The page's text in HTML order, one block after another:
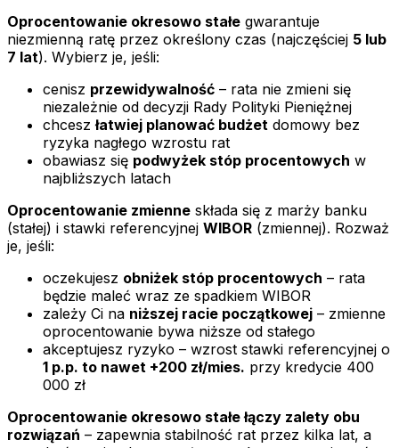
Oprocentowanie okresowo stałe gwarantuje
niezmienną ratę przez określony czas (najczęściej 5 lub
7 lat). Wybierz je, jeśli:
cenisz przewidywalność – rata nie zmieni się
niezależnie od decyzji Rady Polityki Pieniężnej
chceszłatwiej planować budżet domowy bez
ryzyka nagłego wzrostu rat
obawiasz się podwyżek stóp procentowych w
najbliższych latach
Oprocentowanie zmienne składa się z marży banku
(stałej) i stawki referencyjnej WIBOR (zmiennej). Rozważ
je, jeśli:
oczekujesz obniżek stóp procentowych – rata
będzie maleć wraz ze spadkiem WIBOR
zależy Ci na niższej racie początkowej – zmienne
oprocentowanie bywa niższe od stałego
akceptujesz ryzyko – wzrost stawki referencyjnej o
1 p.p. to nawet +200 zł/mies. przy kredycie 400
000 zł
Oprocentowanie okresowo stałe łączy zalety obu
rozwiązań – zapewnia stabilność rat przez kilka lat, a